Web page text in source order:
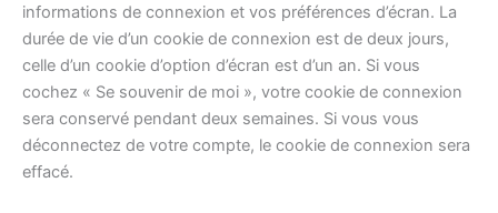
informations de connexion et vos préférences d’écran. La
durée de vie d’un cookie de connexion est de deux jours,
celle d’un cookie d’option d’écran est d’un an. Si vous
cochez « Se souvenir de moi », votre cookie de connexion
sera conservé pendant deux semaines. Si vous vous
déconnectez de votre compte, le cookie de connexion sera
effacé.